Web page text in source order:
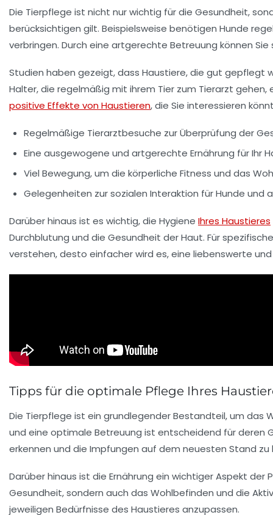
Die Tierpflege ist nicht nur wichtig für die Gesundheit,
berücksichtigen gilt. Beispielsweise benötigen Hunde
verbringen. Durch eine artgerechte Betreuung können
Studien haben gezeigt, dass Haustiere, die gut gepflegt
Halter, die regelmäßig mit ihrem Tier zum Tierarzt
positive Effekte von Haustieren, die Sie interessieren
Regelmäßige Tierarztbesuche zur Überprüfung der
Eine ausgewogene und artgerechte Ernährung für Ihr
Viel Bewegung, um die körperliche Fitness und das
Gelegenheiten zursozialen Interaktion für Hunde und
Darüber hinaus ist es wichtig, die Hygiene Ihres Haustieres
Durchblutung und die Gesundheit der Haut. Für
verstehen, desto einfacher wird es, eine liebenswerte
Tipps für die optimale Pflege Ihres
Die Tierpflege ist ein grundlegender Bestandteil, um das
und eine optimale Betreuung ist entscheidend für deren
erkennen und die Impfungen auf dem neuesten Stand zu
Darüber hinaus ist die Ernährung ein wichtiger Aspekt der
Gesundheit, sondern auch das Wohlbefinden und die
jeweiligen Bedürfnisse des Haustieres anzupassen.